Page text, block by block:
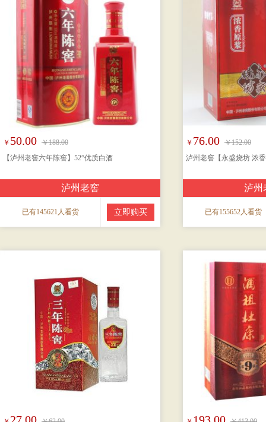
￥ 50.00 ￥188.00
【泸州老窖六年陈窖】52°优质白酒
泸州老窖
已有145621人看货 立即购买
￥ 76.00 ￥152.00
泸州老窖【永盛烧坊 浓
泸州
已有155652人看货